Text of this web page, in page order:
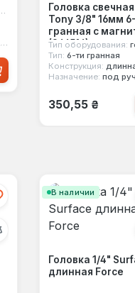
Головка
Tony 3/8" 16мм
гранная с
(366516)
Тип оборудования:
Тип: 6-ти гранная
Конструкция:
Назначение: под ручной
Обычная цена:
350,55 ₴
В наличии
Головка 1/4"
длинная Force